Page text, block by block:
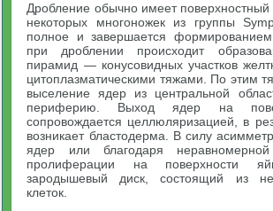
Дробление обычно имеет поверхностный
некоторых многоножек из группы
полное и завершается
при дроблении происходит
пирамид — конусовидных участков
цитоплазматическими тяжами. По этим
выселение ядер из центральной
периферию. Выход ядер на
сопровождается целлюляризацией, в
возникает бластодерма. В силу
ядер или благодаря неравномерной
пролиферации на поверхности
зародышевый диск, состоящий из
клеток.